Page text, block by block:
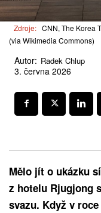
Zdroje: CNN, The Korea
(via Wikimedia Commons)
Autor: Radek Chlup
3. června 2026
Mělo jít o ukázku
z hotelu Rjugjong
svazu. Když v